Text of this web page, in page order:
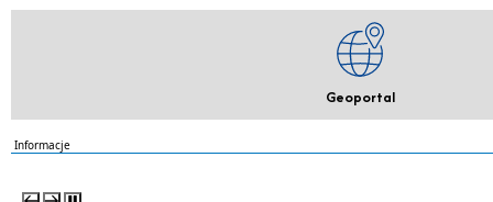
Geoportal
Informacje